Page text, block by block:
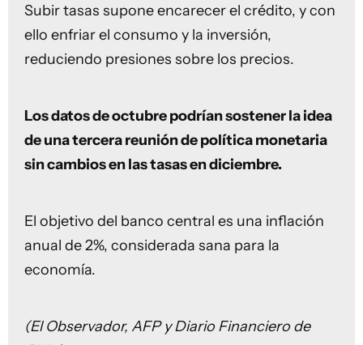
Subir tasas supone encarecer el crédito, y con
ello enfriar el consumo y la inversión,
reduciendo presiones sobre los precios.
Los datos de octubre podrían sostener la idea
de una tercera reunión de política monetaria
sin cambios en las tasas en diciembre.
El objetivo del banco central es una inflación
anual de 2%, considerada sana para la
economía.
(El Observador, AFP y Diario Financiero de